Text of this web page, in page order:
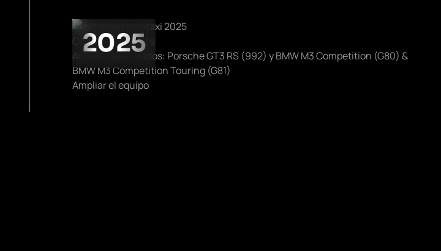
Cambio de coches
Automóviles usados: Porsche GT3 RS (992) y BMW M3 Competition (G80) &
BMW M3 Competition Touring (G81)
Ampliar el equipo
2025